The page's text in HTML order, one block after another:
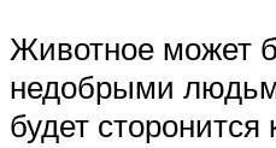
Животное может
недобрыми
будет сторонится